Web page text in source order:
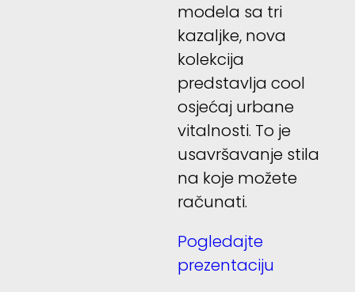
modela sa tri
kazaljke, nova
kolekcija
predstavlja cool
osjećaj urbane
vitalnosti. To je
usavršavanje stila
na koje možete
računati.
Pogledajte
prezentaciju